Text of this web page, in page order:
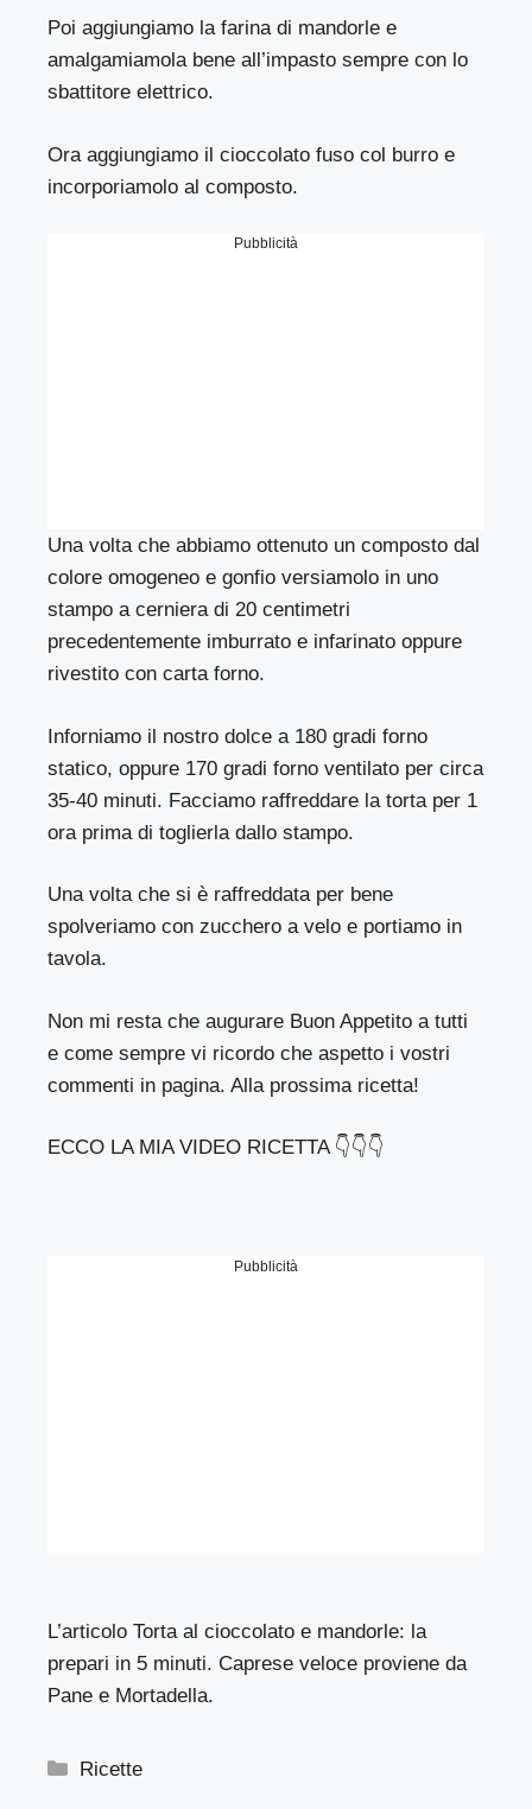
Poi aggiungiamo la farina di mandorle e
amalgamiamola bene all’impasto sempre con lo
sbattitore elettrico.
Ora aggiungiamo il cioccolato fuso col burro e
incorporiamolo al composto.
Pubblicità
Una volta che abbiamo ottenuto un composto dal
colore omogeneo e gonfio versiamolo in uno
stampo a cerniera di 20 centimetri
precedentemente imburrato e infarinato oppure
rivestito con carta forno.
Inforniamo il nostro dolce a 180 gradi forno
statico, oppure 170 gradi forno ventilato per circa
35-40 minuti. Facciamo raffreddare la torta per 1
ora prima di toglierla dallo stampo.
Una volta che si è raffreddata per bene
spolveriamo con zucchero a velo e portiamo in
tavola.
Non mi resta che augurare Buon Appetito a tutti
e come sempre vi ricordo che aspetto i vostri
commenti in pagina. Alla prossima ricetta!
ECCO LA MIA VIDEO RICETTA 👇👇👇
Pubblicità
L’articoloTorta al cioccolato e mandorle: la
prepari in 5 minuti. Caprese veloce proviene da
Pane e Mortadella.
Categorie
Ricette